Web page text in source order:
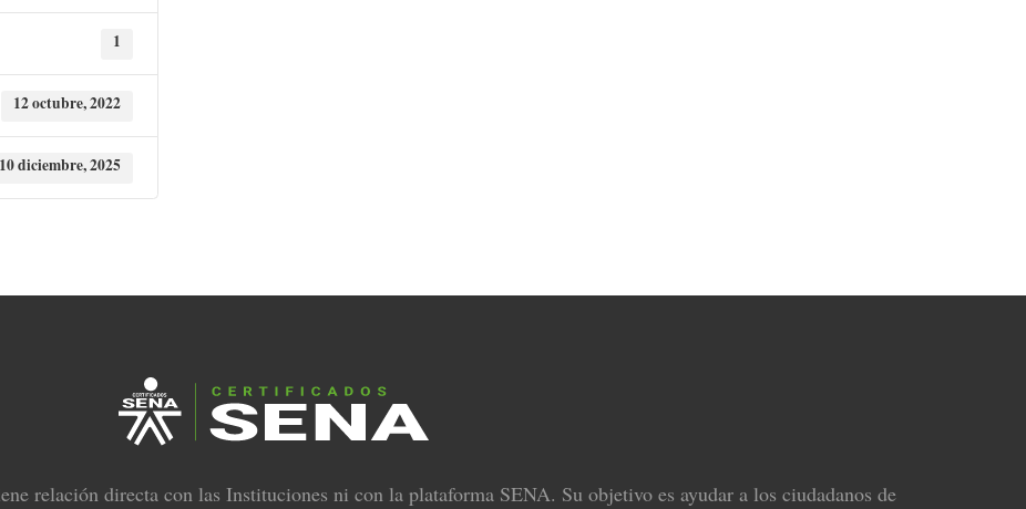
1
12 octubre, 2022
10 diciembre, 2025
relación directa con las Instituciones ni con la plataforma SENA. Su objetivo es ayudar a los ciudadanos de